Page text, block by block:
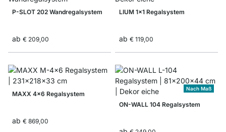
P-SLOT 202 Wandregalsystem
ab € 209,00
LIUM 1x1 Regalsystem
ab € 119,00
MAXX 4x6 Regalsystem
ab € 869,00
Nach Maß
ON-WALL 104 Regalsystem